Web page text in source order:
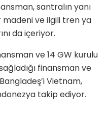
santralın yanı
madeni ve ilgili tren ya
da içeriyor.
ve 14 GW kurulu
finansman ve
Vietnam,
takip ediyor.